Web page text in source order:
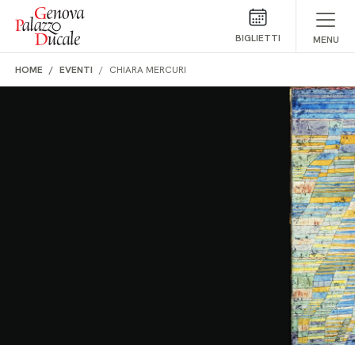
Salta al contenuto
BIGLIETTI MENU
HOME EVENTI CHIARA MERCURI